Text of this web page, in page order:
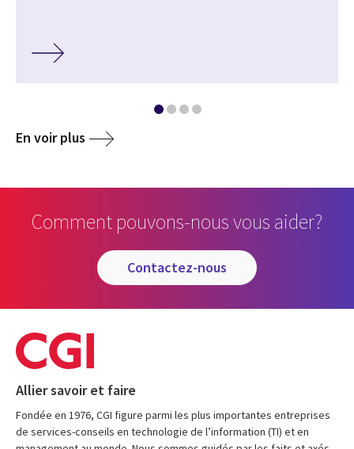
En voir plus
Comment pouvons-nous vous aider?
contactez-nous
Allier savoir et faire
Fondée en 1976, CGI figure parmi les plus importantes entreprises
de services-conseils en technologie de l’information (TI) et en